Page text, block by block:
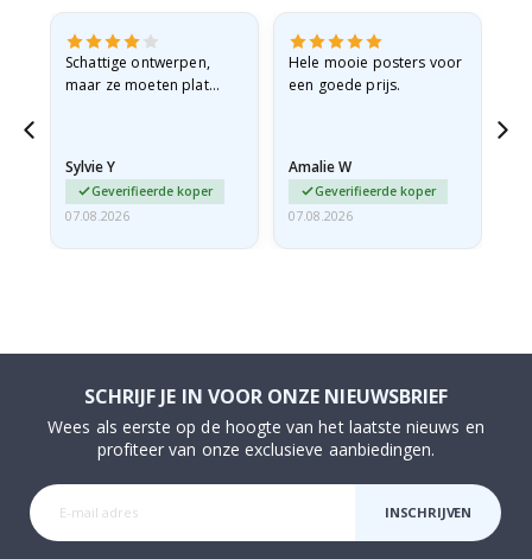
Schattige ontwerpen,
maar ze moeten plat
beetje…
Sylvie Y
Geverifieerde koper
07.08.2026
Hele mooie posters voor
een goede prijs.
Amalie W
Geverifieerde koper
07.08.2026
SCHRIJF JE IN VOOR ONZE NIEUWSBRIEF
Wees als eerste op de hoogte van het laatste nieuws en
profiteer van onze exclusieve aanbiedingen.
INSCHRIJVEN